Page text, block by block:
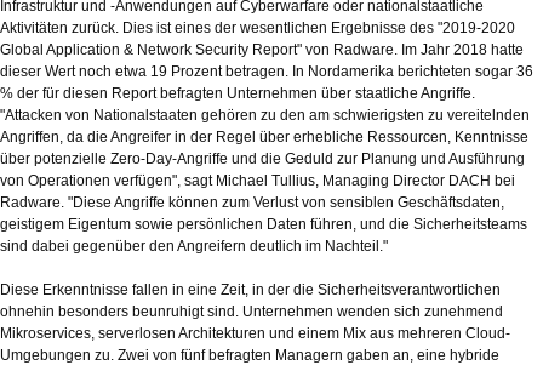
Infrastruktur und -Anwendungen auf Cyberwarfare oder nationalstaatliche
Aktivitäten zurück. Dies ist eines der wesentlichen Ergebnisse des "2019-2020
Global Application & Network Security Report" von Radware. Im Jahr 2018 hatte
dieser Wert noch etwa 19 Prozent betragen. In Nordamerika berichteten sogar 36
% der für diesen Report befragten Unternehmen über staatliche Angriffe.
"Attacken von Nationalstaaten gehören zu den am schwierigsten zu vereitelnden
Angriffen, da die Angreifer in der Regel über erhebliche Ressourcen, Kenntnisse
über potenzielle Zero-Day-Angriffe und die Geduld zur Planung und Ausführung
von Operationen verfügen", sagt Michael Tullius, Managing Director DACH bei
Radware. "Diese Angriffe können zum Verlust von sensiblen Geschäftsdaten,
geistigem Eigentum sowie persönlichen Daten führen, und die Sicherheitsteams
sind dabei gegenüber den Angreifern deutlich im Nachteil."
Diese Erkenntnisse fallen in eine Zeit, in der die Sicherheitsverantwortlichen
ohnehin besonders beunruhigt sind. Unternehmen wenden sich zunehmend
Mikroservices, serverlosen Architekturen und einem Mix aus mehreren Cloud-
Umgebungen zu. Zwei von fünf befragten Managern gaben an, eine hybride